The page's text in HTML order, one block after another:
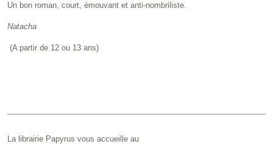
Un bon roman, court, émouvant et anti-nombriliste.
Natacha
(A partir de 12 ou 13 ans)
La librairie Papyrus vous accueille au